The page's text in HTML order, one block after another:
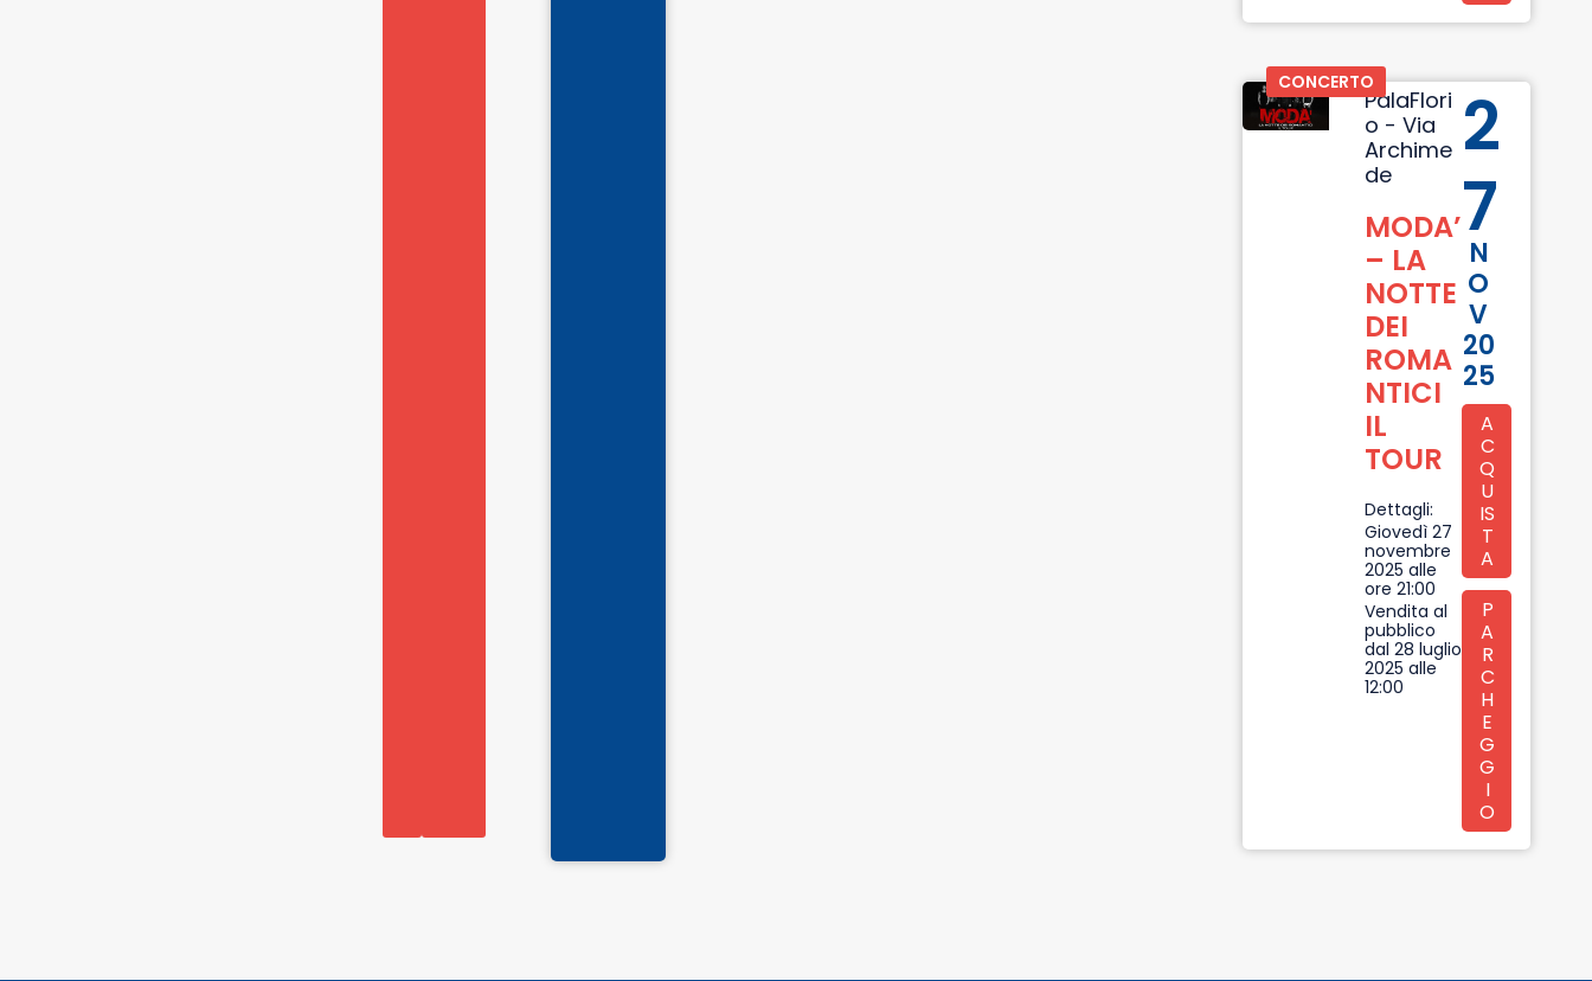
CONCERTO
PalaFlori
o - Via
Archime
de
MODA’
– LA
NOTTE
DEI
ROMA
NTICI
IL
TOUR
Dettagli:
Giovedì 27
novembre
2025 alle
ore 21:00
Vendita al
pubblico
dal 28 luglio
2025 alle
12:00
2
7
N
O
V
20
25
A
C
Q
U
IS
T
A
P
A
R
C
H
E
G
G
I
O